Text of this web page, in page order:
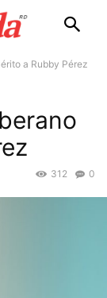
a Rubby Pérez
0
312